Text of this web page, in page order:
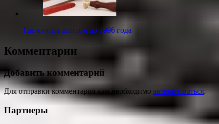
Где купить диплом до 1996 года
Комментарии
Добавить комментарий
Для отправки комментария вам необходимо авторизоваться.
Партнеры